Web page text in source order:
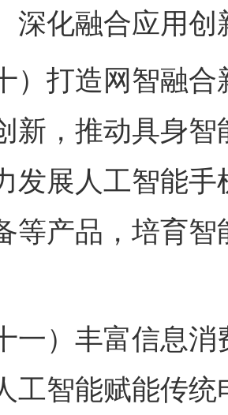
化融合应用创
打造网智融合
新，推动具身
发展人工智能
等产品，培育
）丰富信息消
工智能赋能传